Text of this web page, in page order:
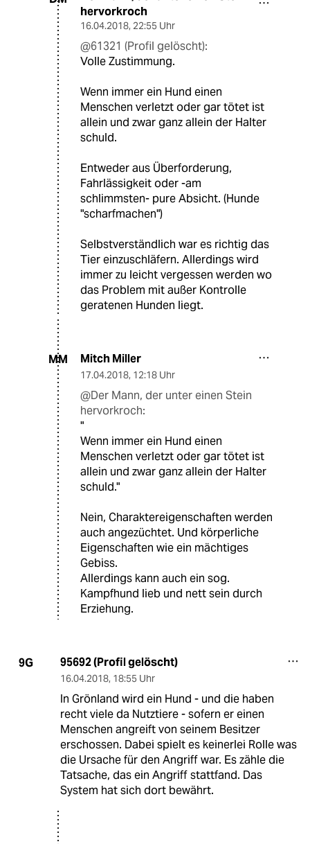
hervorkroch
16.04.2018, 22:55 Uhr
@61321 (Profil gelöscht):
Volle Zustimmung.
Wenn immer ein Hund einen
Menschen verletzt oder gar tötet ist
allein und zwar ganz allein der Halter
schuld.
Entweder aus Überforderung,
Fahrlässigkeit oder -am
schlimmsten- pure Absicht. (Hunde
"scharfmachen")
Selbstverständlich war es richtig das
Tier einzuschläfern. Allerdings wird
immer zu leicht vergessen werden wo
das Problem mit außer Kontrolle
geratenen Hunden liegt.
MM Mitch Miller
17.04.2018, 12:18 Uhr
@Der Mann, der unter einen Stein
hervorkroch:
"
Wenn immer ein Hund einen
Menschen verletzt oder gar tötet ist
allein und zwar ganz allein der Halter
schuld."
Nein, Charaktereigenschaften werden
auch angezüchtet. Und körperliche
Eigenschaften wie ein mächtiges
Gebiss.
Allerdings kann auch ein sog.
Kampfhund lieb und nett sein durch
Erziehung.
9G 95692 (Profil gelöscht)
16.04.2018, 18:55 Uhr
In Grönland wird ein Hund - und die haben
recht viele da Nutztiere - sofern er einen
Menschen angreift von seinem Besitzer
erschossen. Dabei spielt es keinerlei Rolle was
die Ursache für den Angriff war. Es zähle die
Tatsache, das ein Angriff stattfand. Das
System hat sich dort bewährt.